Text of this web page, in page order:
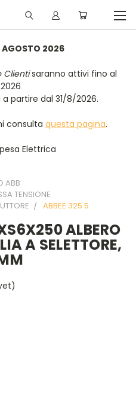
AGOSTO 2026
Clientisaranno attivi fino al
partire dal 31/8/2026.
consulta questa pagina.
Elettrica
ABB
TENSIONE
ABBEE 325 5
ALBERO
A SELETTORE,